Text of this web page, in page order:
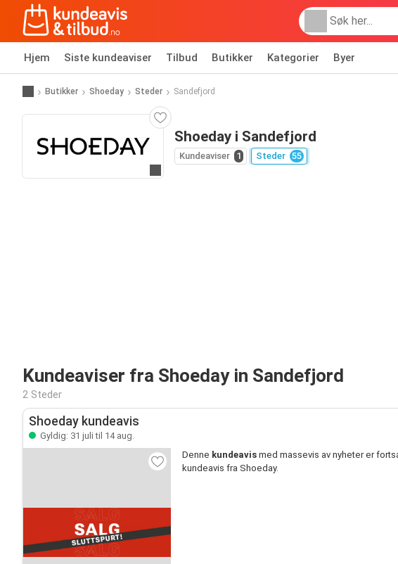
Hjem Siste kundeaviser Tilbud Butikker Kategorier Byer
Butikker Shoeday Steder Sandefjord
Shoeday i Sandefjord
Kundeaviser 1 Steder 55
Kundeaviser fra Shoeday in Sandefjord
2 Steder
Shoeday kundeavis
Gyldig: 31 juli til 14 aug.
Denne kundeavis med massevis av nyheter er
kundeavis fra Shoeday.